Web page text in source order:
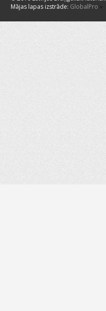
Mājas lapas izstrāde: GlobalPro »